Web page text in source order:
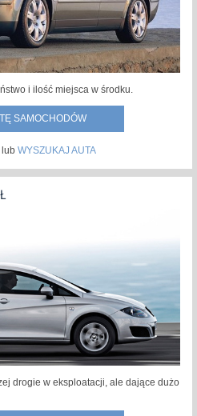
i ilość miejsca w środku.
SAMOCHODÓW
WYSZUKAJ AUTA
drogie w eksploatacji, ale dające dużo